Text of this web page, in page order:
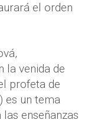
el orden
la venida de
profeta de
es un tema
enseñanzas